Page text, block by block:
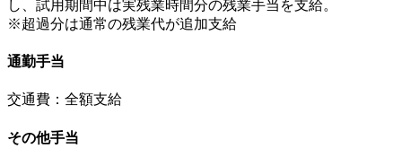
し、試用期間中は実残業時間分の残業手当を支給。
※超過分は通常の残業代が追加支給
通勤手当
交通費：全額支給
その他手当